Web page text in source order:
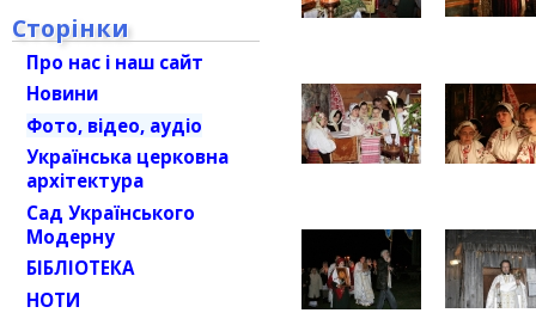
Сторінки
Про нас і наш сайт
Новини
Фото, відео, аудіо
Українська церковна
архітектура
Сад Українського
Модерну
БІБЛІОТЕКА
НОТИ